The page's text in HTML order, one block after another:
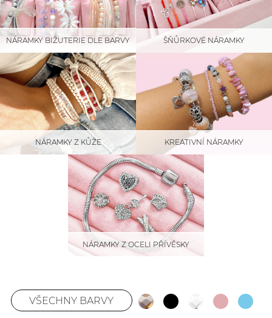
NÁRAMKY BIŽUTERIE DLE BARVY ŠŇŮRKOVÉ NÁRAMKY
NÁRAMKY Z KŮŽE KREATIVNÍ NÁRAMKY
NÁRAMKY Z OCELI PŘÍVĚSKY
VŠECHNY BARVY